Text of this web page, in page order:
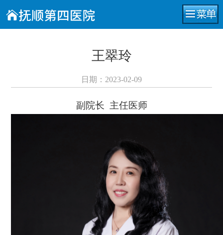
王翠玲
日期：2023-02-09
副院长 主任医师